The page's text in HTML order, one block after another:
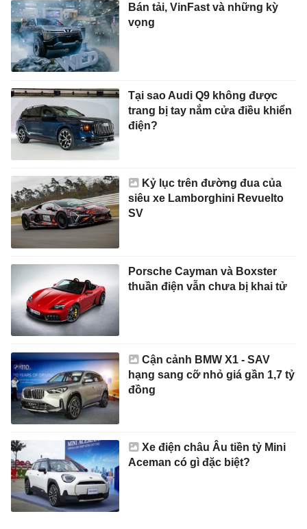
Bán tải, VinFast và những kỳ
vọng
Tại sao Audi Q9 không được
trang bị tay nắm cửa điều khiển
điện?
Kỷ lục trên đường đua của
siêu xe Lamborghini Revuelto
SV
Porsche Cayman và Boxster
thuần điện vẫn chưa bị khai tử
Cận cảnh BMW X1 - SAV
hạng sang cỡ nhỏ giá gần 1,7 tỷ
đồng
Xe điện châu Âu tiền tỷ Mini
Aceman có gì đặc biệt?